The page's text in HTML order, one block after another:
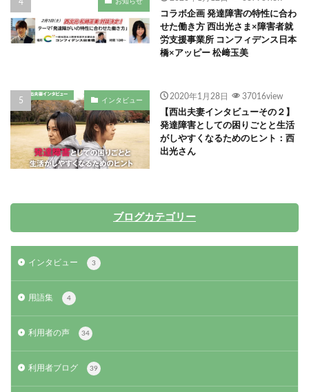
お知らせ
コラボ企画 発達障害の特性に合わ
せた働き方 西出光さま×障害者就
労支援事業所 コンフィデンス日本
橋×アッピー 松﨑玉美
インタビュー 2020年1月28日 37016view
【西出夫妻インタビューその２】
発達障害としての困りごとと生活
がしやすくなるためのヒント：西
出光さん
ブログカテゴリー
インタビュー 3
用語集 4
利用者の声 34
利用者ブログ 39